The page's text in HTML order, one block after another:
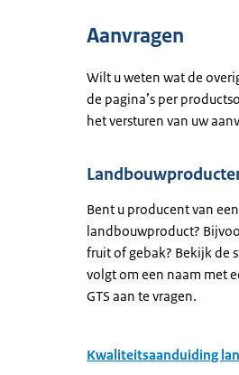
Aanvragen
Wilt u weten wat de
de pagina’s per
het versturen van uw
Bent u producent van een
landbouwproduct?
fruit of gebak? Bekijk de
volgt om een naam met
GTS aan te vragen.
Kwaliteitsaanduiding